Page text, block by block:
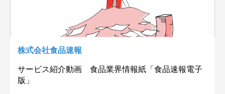
株式会社食品速報
サービス紹介動画 食品業界情報紙「食品速報電子
版」